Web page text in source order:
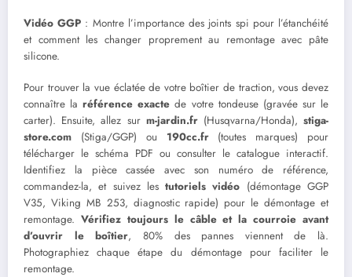
Vidéo GGP : Montre l’importance des joints spi pour l’étanchéité
et comment les changer proprement au remontage avec pâte
silicone.
Pour trouver la vue éclatée de votre boîtier de traction, vous devez
connaître laréférence exacte de votre tondeuse (gravée sur le
carter). Ensuite, allez sur m-jardin.fr(Husqvarna/Honda),stiga-
store.com (Stiga/GGP) ou 190cc.fr(toutes marques) pour
télécharger le schéma PDF ou consulter le catalogue interactif.
Identifiez la pièce cassée avec son numéro de référence,
commandez-la, et suivez lestutoriels vidéo (démontage GGP
V35, Viking MB 253, diagnostic rapide) pour le démontage et
remontage. Vérifiez toujours le câble et la courroie avant
d’ouvrir le boîtier, 80% des pannes viennent de là.
Photographiez chaque étape du démontage pour faciliter le
remontage.